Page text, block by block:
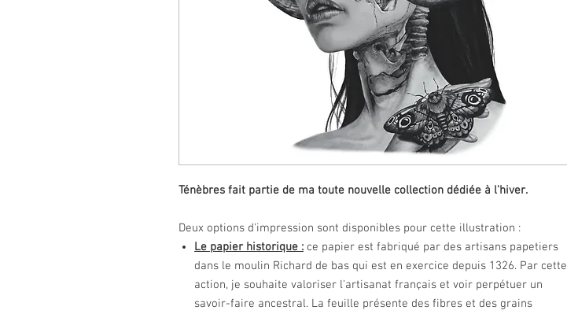
Ténèbres fait partie de ma toute nouvelle collection dédiée à l'hiver.
Deux options d'impression sont disponibles pour cette illustration :
Le papier historique : ce papier est fabriqué par des artisans papetiers
dans le moulin Richard de bas qui est en exercice depuis 1326. Par cette
action, je souhaite valoriser l'artisanat français et voir perpétuer un
savoir-faire ancestral. La feuille présente des fibres et des grains